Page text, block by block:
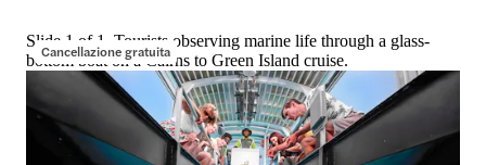
Cancellazione gratuita
Slide 1 of 1, Tourists observing marine life through a glass-
bottom boat on a Cairns to Green Island cruise.